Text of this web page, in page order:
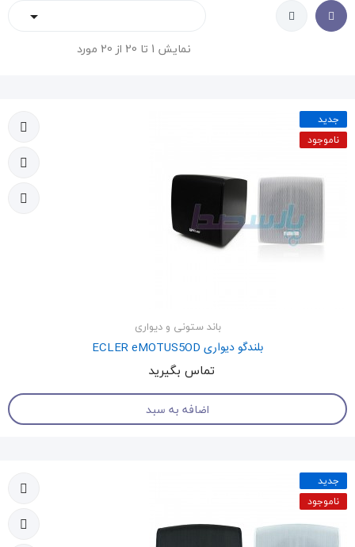

نمایش 1 تا 20 از 20 مورد
جدید
ناموجود
باند ستونی و دیواری
بلندگو دیواری ECLER eMOTUS5OD
تماس بگیرید
اضافه به سبد
جدید
ناموجود